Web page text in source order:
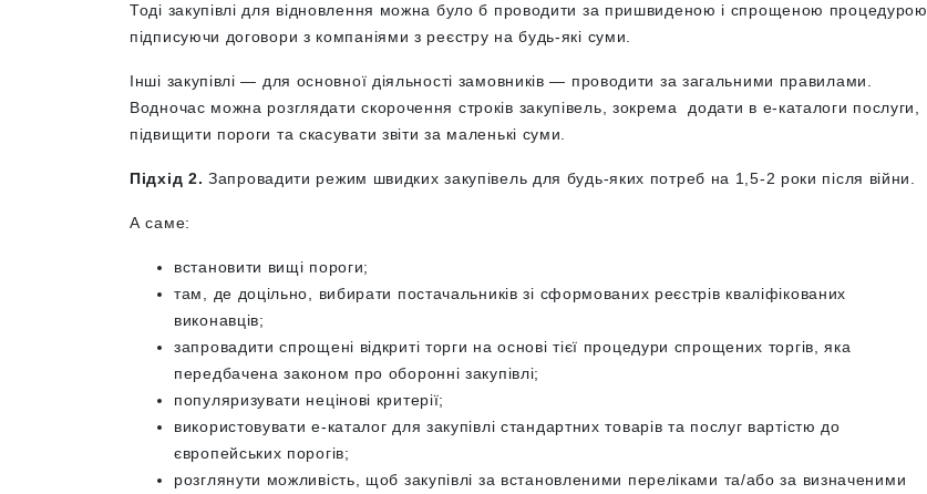
Тоді закупівлі для відновлення можна було б проводити за пришвиденою і спрощеною процедурою,
підписуючи договори з компаніями з реєстру на будь-які суми.
Інші закупівлі — для основної діяльності замовників — проводити за загальними правилами.
Водночас можна розглядати скорочення строків закупівель, зокрема додати в е-каталоги послуги,
підвищити пороги та скасувати звіти за маленькі суми.
Підхід 2. Запровадити режим швидких закупівель для будь-яких потреб на 1,5-2 роки після війни.
А саме:
встановити вищі пороги;
там, де доцільно, вибирати постачальників зі сформованих реєстрів кваліфікованих
виконавців;
запровадити спрощені відкриті торги на основі тієї процедури спрощених торгів, яка
передбачена законом про оборонні закупівлі;
популяризувати нецінові критерії;
використовувати е-каталог для закупівлі стандартних товарів та послуг вартістю до
європейських порогів;
розглянути можливість, щоб закупівлі за встановленими переліками та/або за визначеними